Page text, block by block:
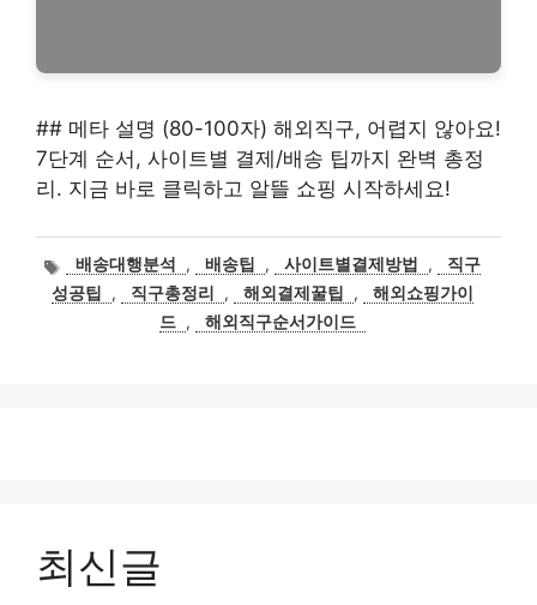
## 메타 설명 (80-100자) 해외직구, 어렵지 않아요!
7단계 순서, 사이트별 결제/배송 팁까지 완벽 총정
리. 지금 바로 클릭하고 알뜰 쇼핑 시작하세요!
태
그
배송대행분석 , 배송팁 , 사이트별결제방법 ,
직구
성공팁
, 직구총정리 , 해외결제꿀팁 ,
해외쇼핑가이
드 , 해외직구순서가이드
최신글